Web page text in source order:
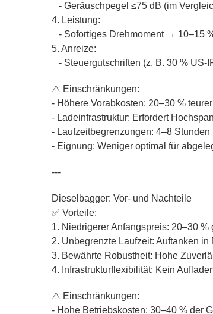
- Geräuschpegel ≤75 dB (im
4. Leistung:
- Sofortiges Drehmoment → 10–15
5. Anreize:
- Steuergutschriften (z. B. 30 % US-
⚠️ Einschränkungen:
- Höhere Vorabkosten: 20–30 %
- Ladeinfrastruktur: Erfordert
- Laufzeitbegrenzungen: 4–8
- Eignung: Weniger optimal für
---
Dieselbagger: Vor- und Nachteile
✅ Vorteile:
1. Niedrigerer Anfangspreis: 20–30
2. Unbegrenzte Laufzeit: Auftanken
3. Bewährte Robustheit: Hohe
4. Infrastrukturflexibilität: Kein
⚠️ Einschränkungen:
- Hohe Betriebskosten: 30–40 % der